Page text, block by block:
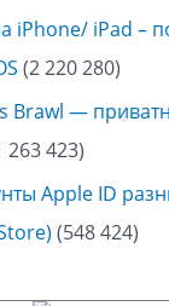
iPhone/ iPad –
(2 220 280)
Brawl —
263 423)
Apple ID
(548 424)